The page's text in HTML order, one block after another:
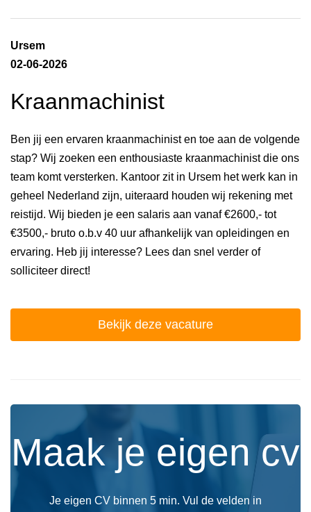
Ursem
02-06-2026
Kraanmachinist
Ben jij een ervaren kraanmachinist en toe aan de volgende
stap? Wij zoeken een enthousiaste kraanmachinist die ons
team komt versterken. Kantoor zit in Ursem het werk kan in
geheel Nederland zijn, uiteraard houden wij rekening met
reistijd. Wij bieden je een salaris aan vanaf €2600,- tot
€3500,- bruto o.b.v 40 uur afhankelijk van opleidingen en
ervaring. Heb jij interesse? Lees dan snel verder of
solliciteer direct!
Bekijk deze vacature
Maak je eigen cv
Je eigen CV binnen 5 min. Vul de velden in